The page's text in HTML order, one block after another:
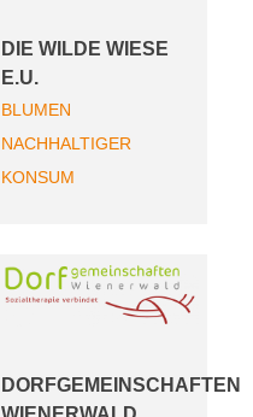
DIE WILDE WIESE
E.U.
BLUMEN
NACHHALTIGER
KONSUM
DORFGEMEINSCHAFTEN